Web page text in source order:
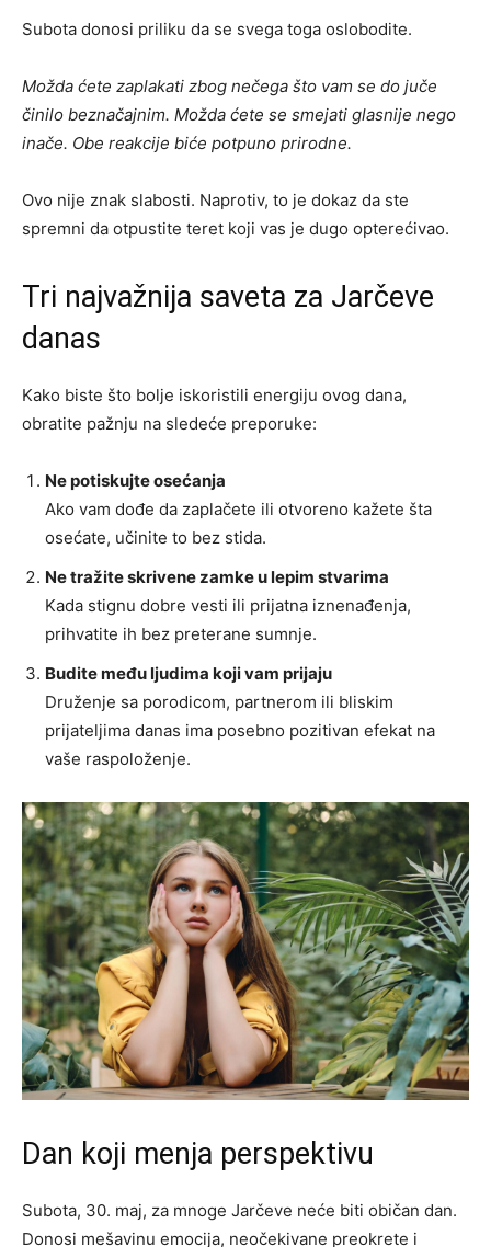
Subota donosi priliku da se svega toga oslobodite.
Možda ćete zaplakati zbog nečega što vam se do juče
činilo beznačajnim. Možda ćete se smejati glasnije nego
inače. Obe reakcije biće potpuno prirodne.
Ovo nije znak slabosti. Naprotiv, to je dokaz da ste
spremni da otpustite teret koji vas je dugo opterećivao.
Tri najvažnija saveta za Jarčeve
danas
Kako biste što bolje iskoristili energiju ovog dana,
obratite pažnju na sledeće preporuke:
Ne potiskujte osećanja
Ako vam dođe da zaplačete ili otvoreno kažete šta
osećate, učinite to bez stida.
Ne tražite skrivene zamke u lepim stvarima
Kada stignu dobre vesti ili prijatna iznenađenja,
prihvatite ih bez preterane sumnje.
Budite među ljudima koji vam prijaju
Druženje sa porodicom, partnerom ili bliskim
prijateljima danas ima posebno pozitivan efekat na
vaše raspoloženje.
Dan koji menja perspektivu
Subota, 30. maj, za mnoge Jarčeve neće biti običan dan.
Donosi mešavinu emocija, neočekivane preokrete i